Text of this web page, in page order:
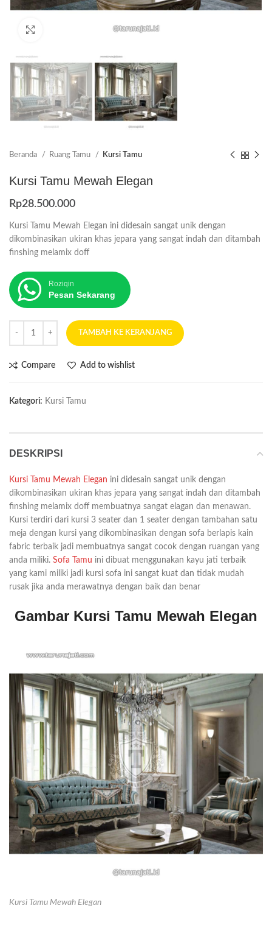
Beranda Ruang Tamu Kursi Tamu
Kursi Tamu Mewah Elegan
Rp28.500.000
Kursi Tamu Mewah Elegan ini didesain sangat unik dengan
dikombinasikan ukiran khas jepara yang sangat indah dan ditambah
finshing melamix doff
Roziqin
Pesan Sekarang
TAMBAH KE KERANJANG
Compare Add to wishlist
Kategori: Kursi Tamu
DESKRIPSI
Kursi Tamu Mewah Elegan ini didesain sangat unik dengan
dikombinasikan ukiran khas jepara yang sangat indah dan ditambah
finshing melamix doff membuatnya sangat elagan dan menawan.
Kursi terdiri dari kursi 3 seater dan 1 seater dengan tambahan satu
meja dengan kursi yang dikombinasikan dengan sofa berlapis kain
fabric terbaik jadi membuatnya sangat cocok dengan ruangan yang
anda miliki. Sofa Tamu ini dibuat menggunakan kayu jati terbaik
yang kami miliki jadi kursi sofa ini sangat kuat dan tidak mudah
rusak jika anda merawatnya dengan baik dan benar
Gambar Kursi Tamu Mewah Elegan
Kursi Tamu Mewah Elegan